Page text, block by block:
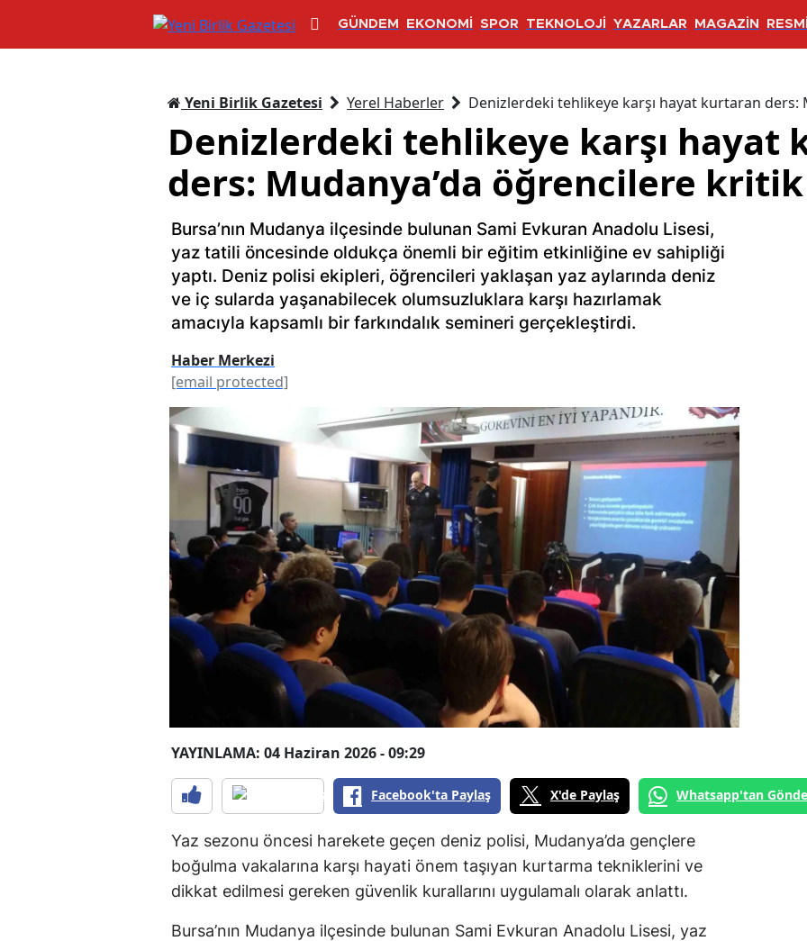
GÜNDEM EKONOMİ SPOR TEKNOLOJİ YAZARLAR MAGAZİN
Yeni Birlik Gazetesi Yerel Haberler Denizlerdeki tehlikeye karşı hayat kurtaran ders:
Denizlerdeki tehlikeye karşı hayat
ders: Mudanya’da öğrencilere
Bursa’nın Mudanya ilçesinde bulunan Sami Evkuran Anadolu Lisesi,
yaz tatili öncesinde oldukça önemli bir eğitim etkinliğine ev sahipliği
yaptı. Deniz polisi ekipleri, öğrencileri yaklaşan yaz aylarında deniz
ve iç sularda yaşanabilecek olumsuzluklara karşı hazırlamak
amacıyla kapsamlı bir farkındalık semineri gerçekleştirdi.
Haber Merkezi
[email protected]
YAYINLAMA: 04 Haziran 2026 - 09:29
Facebook'ta Paylaş X'de Paylaş Whatsapp'tan
Yaz sezonu öncesi harekete geçen deniz polisi, Mudanya’da gençlere
boğulma vakalarına karşı hayati önem taşıyan kurtarma tekniklerini ve
dikkat edilmesi gereken güvenlik kurallarını uygulamalı olarak anlattı.
Bursa’nın Mudanya ilçesinde bulunan Sami Evkuran Anadolu Lisesi, yaz